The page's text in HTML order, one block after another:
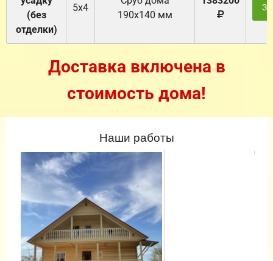
(без
отделки)
5х4
190х140 мм
Доставка включена в
стоимость дома!
Наши работы